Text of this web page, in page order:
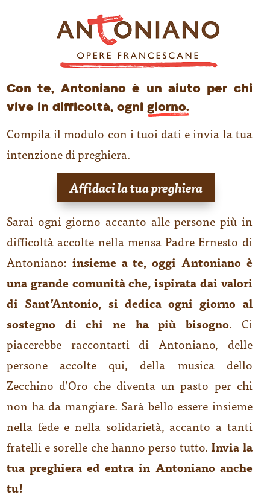
Con te, Antoniano è un aiuto per chi
vive in difficoltà, ogni giorno.
Compila il modulo con i tuoi dati e invia la tua
intenzione di preghiera.
Affidaci la tua preghiera
Sarai ogni giorno accanto alle persone più in
difficoltà accolte nella mensa Padre Ernesto di
Antoniano: insieme a te, oggi Antoniano è
una grande comunità che, ispirata dai valori
di Sant’Antonio, si dedica ogni giorno al
sostegno di chi ne ha più bisogno. Ci
piacerebbe raccontarti di Antoniano, delle
persone accolte qui, della musica dello
Zecchino d’Oro che diventa un pasto per chi
non ha da mangiare. Sarà bello essere insieme
nella fede e nella solidarietà, accanto a tanti
fratelli e sorelle che hanno perso tutto.Invia la
tua preghiera ed entra in Antoniano anche
tu!